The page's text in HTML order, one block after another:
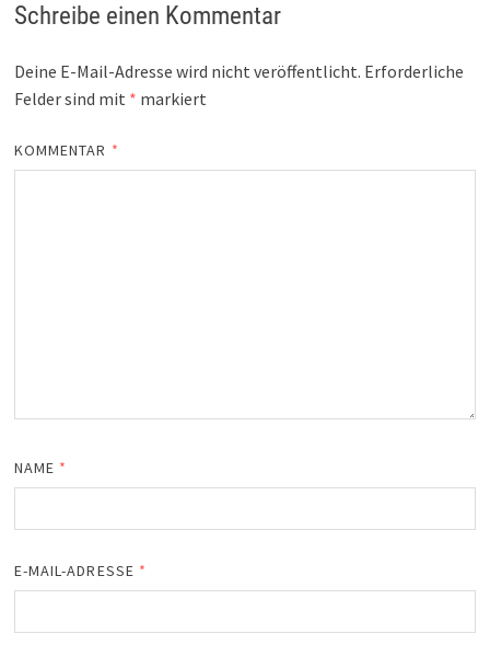
Schreibe einen Kommentar
Deine E-Mail-Adresse wird nicht veröffentlicht. Erforderliche
Felder sind mit * markiert
KOMMENTAR *
NAME *
E-MAIL-ADRESSE *